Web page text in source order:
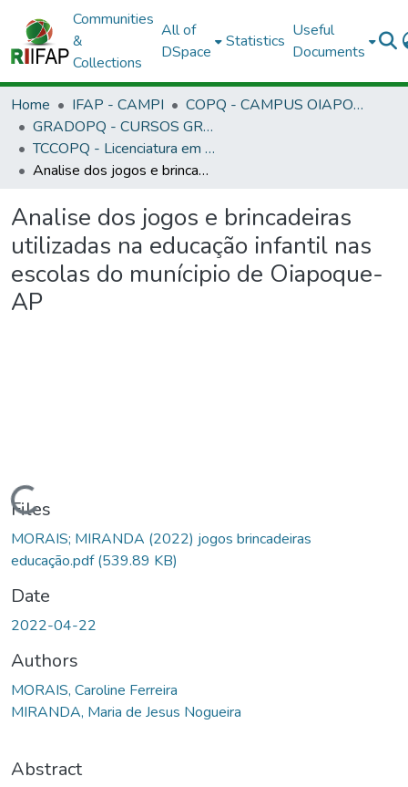
Communities
&
Collections
All of
DSpace
Statistics
Useful
Documents
Home IFAP - CAMPI
COPQ - CAMPUS OIAPOQUE
GRADOPQ - CURSOS GRADUAÇÃO - CAMPUS OIAPOQUE
TCCOPQ - Licenciatura em Pedagogia - EAD
Analise dos jogos e brincadeiras utilizadas na educação infantil nas escolas do munícipio de Oiapoque-AP
Analise dos jogos e brincadeiras
utilizadas na educação infantil nas
escolas do munícipio de Oiapoque-
AP
Loading...
Files
MORAIS; MIRANDA (2022) jogos brincadeiras
educação.pdf(539.89 KB)
Date
2022-04-22
Authors
MORAIS, Caroline Ferreira
MIRANDA, Maria de Jesus Nogueira
Abstract